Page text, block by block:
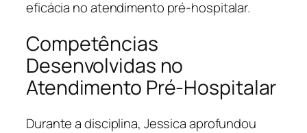
eficácia no atendimento pré-hospitalar.
Competências
Desenvolvidas no
Atendimento Pré-Hospitalar
Durante a disciplina, Jessica aprofundou